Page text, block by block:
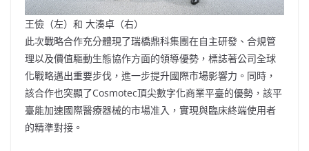
王儉（左）和 大湊卓（右）
此次戰略合作充分體現了瑞橋鼎科集團在自主研發、合規管
理以及價值驅動生態協作方面的領導優勢，標誌著公司全球
化戰略邁出重要步伐，進一步提升國際市場影響力。同時，
該合作也突顯了Cosmotec頂尖數字化商業平臺的優勢，該平
臺能加速國際醫療器械的市場准入，實現與臨床終端使用者
的精準對接。